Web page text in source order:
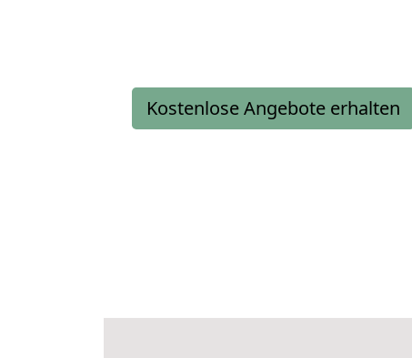
Kostenlose Angebote erhalten